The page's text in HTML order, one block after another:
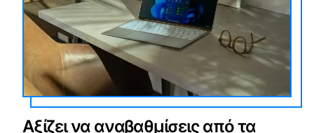
Αξίζει να αναβαθμίσεις από τα